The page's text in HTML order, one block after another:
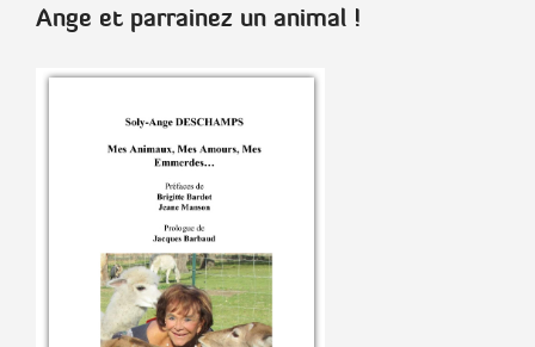
Ange et parrainez un animal !